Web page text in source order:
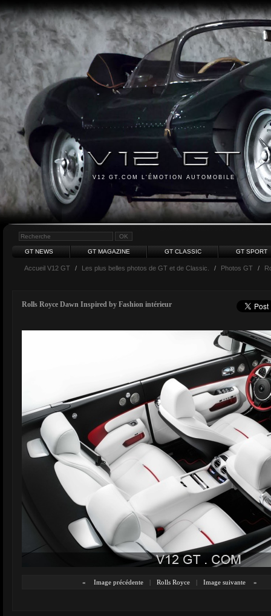
V12 GT.COM L'ÉMOTION AUTOMOBILE
GT NEWS GT MAGAZINE GT CLASSIC GT SPORT
Accueil V12 GT / Les plus belles photos de GT et de Classic. / Photos GT /
Rolls Royce Dawn Inspired by Fashion intérieur
« Image précédente | Rolls Royce | Image suivante »